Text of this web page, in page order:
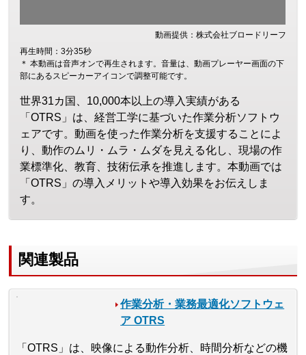
動画提供：株式会社ブロードリーフ
再生時間：3分35秒
＊ 本動画は音声オンで再生されます。音量は、動画プレーヤー画面の下
部にあるスピーカーアイコンで調整可能です。
世界31カ国、10,000本以上の導入実績がある
「OTRS」は、経営工学に基づいた作業分析ソフトウ
ェアです。動画を使った作業分析を支援することによ
り、動作のムリ・ムラ・ムダを見える化し、現場の作
業標準化、教育、技術伝承を推進します。本動画では
「OTRS」の導入メリットや導入効果をお伝えしま
す。
関連製品
作業分析・業務最適化ソフトウェ
ア OTRS
「OTRS」は、映像による動作分析、時間分析などの機